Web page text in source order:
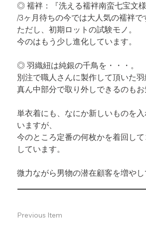
◎ 襦袢：『洗える襦袢南蛮七宝文様
/3ヶ月待ちの今では大人気の襦袢で
ただし、初期ロットの試験モノ。
今のはもう少し進化しています。
◎ 羽織紐は純銀の千鳥を・・・。
別注で職人さんに製作して頂いた羽
真ん中部分で取り外しできるのもお
単衣着にも、なにか新しいものを
いますが、
今のところ定番の何枚かを着回し
しています。
微力ながら男物の潜在顧客を増やし
Previous Item